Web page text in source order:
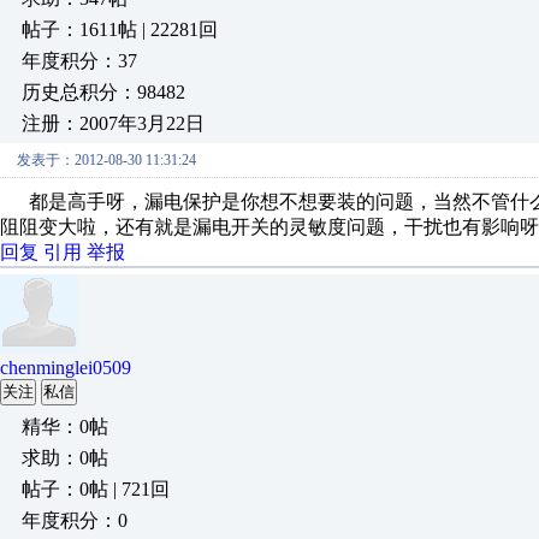
帖子：1611帖 | 22281回
年度积分：37
历史总积分：98482
注册：2007年3月22日
发表于：2012-08-30 11:31:24
都是高手呀，漏电保护是你想不想要装的问题，当然不管
阻阻变大啦，还有就是漏电开关的灵敏度问题，干扰也有影响呀
回复 引用 举报
chenminglei0509
关注 私信
精华：0帖
求助：0帖
帖子：0帖 | 721回
年度积分：0